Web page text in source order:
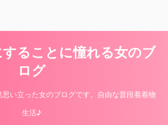
ることに憧れる女のブ
ログ
い立った女のブログです。自由な普段着着物
生活♪